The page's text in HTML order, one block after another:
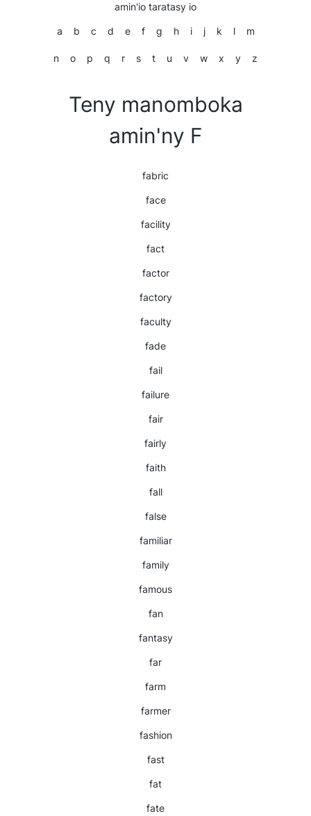
amin'io taratasy io
a b c d e f g h i j k l m
n o p q r s t u v w x y z
Teny manomboka
amin'ny F
fabric
face
facility
fact
factor
factory
faculty
fade
fail
failure
fair
fairly
faith
fall
false
familiar
family
famous
fan
fantasy
far
farm
farmer
fashion
fast
fat
fate